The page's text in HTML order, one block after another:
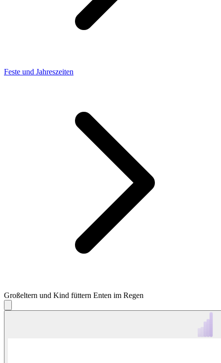
Feste und Jahreszeiten
Großeltern und Kind füttern Enten im Regen